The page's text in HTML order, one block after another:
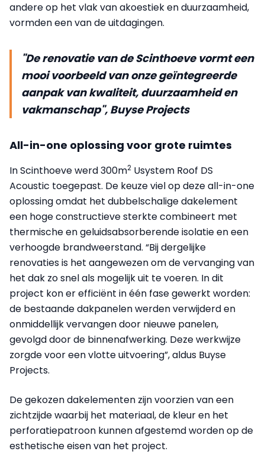
andere op het vlak van akoestiek en duurzaamheid,
vormden een van de uitdagingen.
"De renovatie van de Scinthoeve vormt een
mooi voorbeeld van onze geïntegreerde
aanpak van kwaliteit, duurzaamheid en
vakmanschap", Buyse Projects
All-in-one oplossing voor grote ruimtes
In Scinthoeve werd 300m2 Usystem Roof DS
Acoustic toegepast. De keuze viel op deze all-in-one
oplossing omdat het dubbelschalige dakelement
een hoge constructieve sterkte combineert met
thermische en geluidsabsorberende isolatie en een
verhoogde brandweerstand. “Bij dergelijke
renovaties is het aangewezen om de vervanging van
het dak zo snel als mogelijk uit te voeren. In dit
project kon er efficiënt in één fase gewerkt worden:
de bestaande dakpanelen werden verwijderd en
onmiddellijk vervangen door nieuwe panelen,
gevolgd door de binnenafwerking. Deze werkwijze
zorgde voor een vlotte uitvoering”, aldus Buyse
Projects.
De gekozen dakelementen zijn voorzien van een
zichtzijde waarbij het materiaal, de kleur en het
perforatiepatroon kunnen afgestemd worden op de
esthetische eisen van het project.